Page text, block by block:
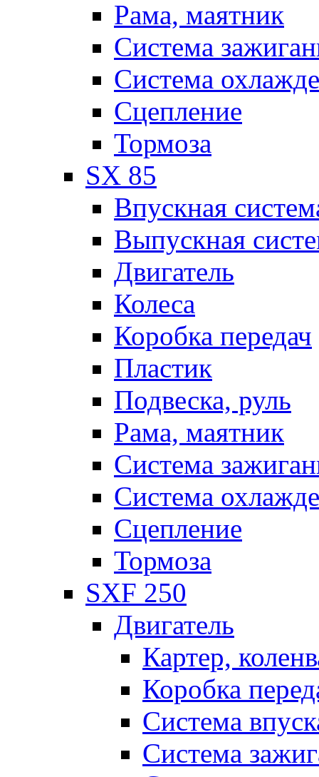
Рама, маятник
Система
Система
Сцепление
Тормоза
SX 85
Впускная
Выпускная
Двигатель
Колеса
Коробка передач
Пластик
Подвеска, руль
Рама, маятник
Система
Система
Сцепление
Тормоза
SXF 250
Двигатель
Картер,
Коробка
Система
Система